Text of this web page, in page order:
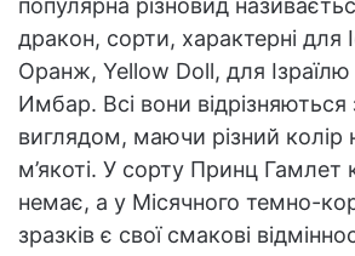
дракон, сорти, характерні для
Оранж, Yellow Doll, для Ізраїлю
Имбар. Всі вони відрізняються
виглядом, маючи різний колір
м’якоті. У сорту Принц Гамлет
немає, а у Місячного темно-
зразків є свої смакові